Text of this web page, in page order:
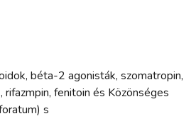
béta-2 agonisták, szomatropin,
fenitoin és Közönséges
s